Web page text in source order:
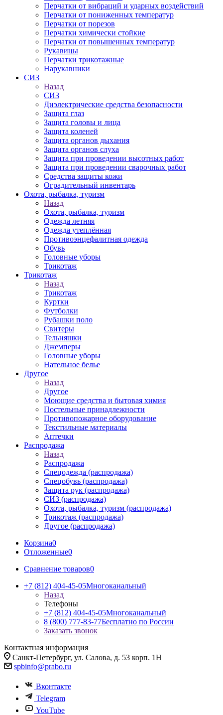
Перчатки от вибраций и ударных воздействий
Перчатки от пониженных температур
Перчатки от порезов
Перчатки химически стойкие
Перчатки от повышенных температур
Рукавицы
Перчатки трикотажные
Нарукавники
СИЗ
Назад
СИЗ
Диэлектрические средства безопасности
Защита глаз
Защита головы и лица
Защита коленей
Защита органов дыхания
Защита органов слуха
Защита при проведении высотных работ
Защита при проведении сварочных работ
Средства защиты кожи
Оградительный инвентарь
Охота, рыбалка, туризм
Назад
Охота, рыбалка, туризм
Одежда летняя
Одежда утеплённая
Противоэнцефалитная одежда
Обувь
Головные уборы
Трикотаж
Трикотаж
Назад
Трикотаж
Куртки
Футболки
Рубашки поло
Свитеры
Тельняшки
Джемперы
Головные уборы
Нательное белье
Другое
Назад
Другое
Моющие средства и бытовая химия
Постельные принадлежности
Противопожарное оборудование
Текстильные материалы
Аптечки
Распродажа
Назад
Распродажа
Спецодежда (распродажа)
Спецобувь (распродажа)
Защита рук (распродажа)
СИЗ (распродажа)
Охота, рыбалка, туризм (распродажа)
Трикотаж (распродажа)
Другое (распродажа)
Корзина0
Отложенные0
Сравнение товаров0
+7 (812) 404-45-05Многоканальный
Назад
Телефоны
+7 (812) 404-45-05Многоканальный
8 (800) 777-83-77Бесплатно по России
Заказать звонок
Контактная информация
Санкт-Петербург, ул. Салова, д. 53 корп. 1Н
spbinfo@prabo.ru
Вконтакте
Telegram
YouTube